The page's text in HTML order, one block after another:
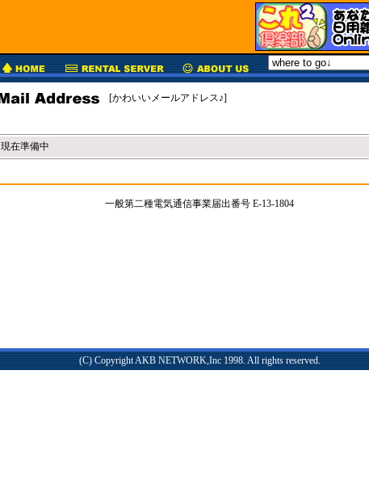
[かわいいメールアドレス♪]
現在準備中
一般第二種電気通信事業届出番号 E-13-1804
(C) Copyright AKB NETWORK,Inc 1998. All rights reserved.